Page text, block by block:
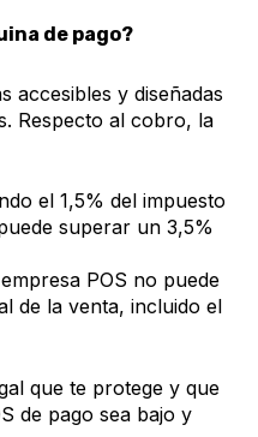
de pago?
accesibles y diseñadas
Respecto al cobro, la
el 1,5% del impuesto
superar un 3,5%
POS no puede
de la venta, incluido el
que te protege y que
de pago sea bajo y